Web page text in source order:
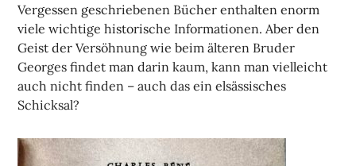
Vergessen geschriebenen Bücher enthalten enorm
viele wichtige historische Informationen. Aber den
Geist der Versöhnung wie beim älteren Bruder
Georges findet man darin kaum, kann man vielleicht
auch nicht finden – auch das ein elsässisches
Schicksal?